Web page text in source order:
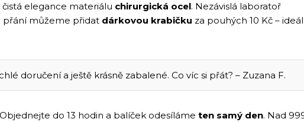
elegance materiálu chirurgická ocel. Nezávislá laboratoř
přání můžeme přidat dárkovou krabičku za pouhých 10 Kč –
doručení a ještě krásně zabalené. Co víc si přát? – Zuzana F.
do 13 hodin a balíček odesíláme ten samý den. Nad